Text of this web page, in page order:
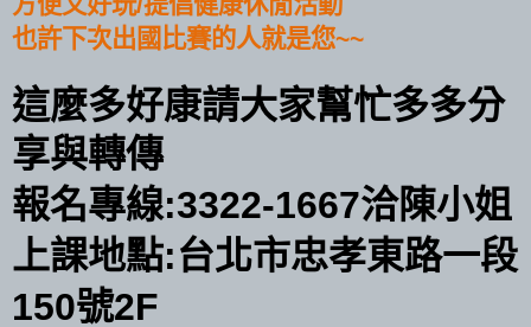
也許下次出國比賽的人就是您~~
這麼多好康請大家幫忙多多分
享與轉傳
報名專線:3322-1667洽陳小姐
上課地點:台北市忠孝東路一段
150號2F